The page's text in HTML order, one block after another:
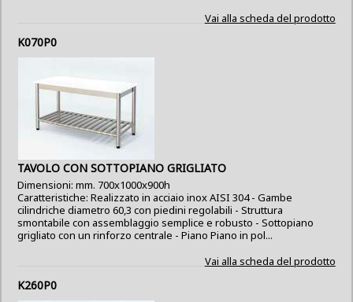
Vai alla scheda del prodotto
K070P0
TAVOLO CON SOTTOPIANO GRIGLIATO
Dimensioni: mm. 700x1000x900h
Caratteristiche: Realizzato in acciaio inox AISI 304 - Gambe
cilindriche diametro 60,3 con piedini regolabili - Struttura
smontabile con assemblaggio semplice e robusto - Sottopiano
grigliato con un rinforzo centrale - Piano Piano in pol...
Vai alla scheda del prodotto
K260P0